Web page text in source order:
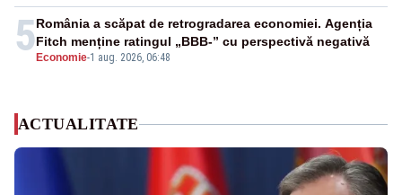
5 Economie-1 aug. 2026, 06:48
România a scăpat de retrogradarea economiei. Agenția
Fitch menține ratingul „BBB-” cu perspectivă negativă
ACTUALITATE